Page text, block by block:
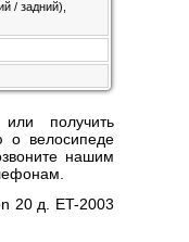
/ задний),
получить
о велосипеде
нашим
20 д. ET-2003